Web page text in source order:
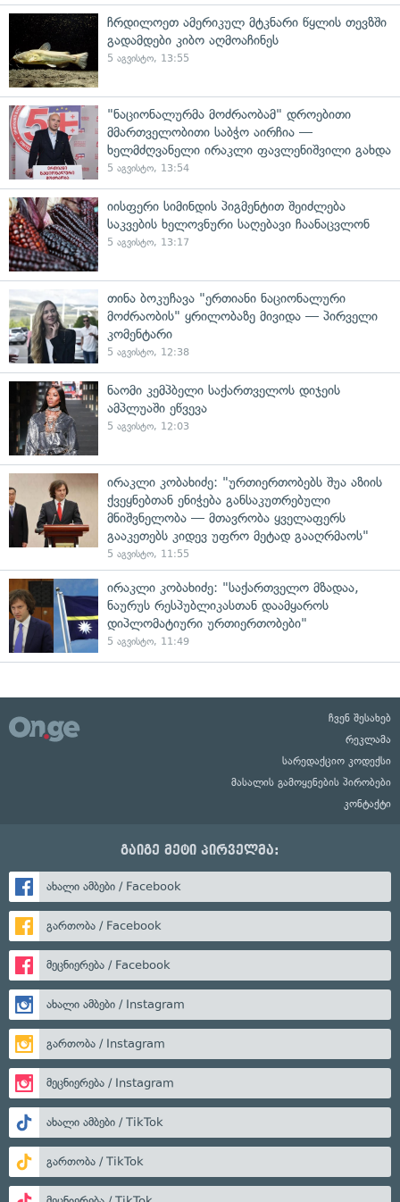
ჩრდილოეთ ამერიკულ მტკნარი წყლის თევზში
გადამდები კიბო აღმოაჩინეს
5 აგვისტო, 13:55
"ნაციონალურმა მოძრაობამ" დროებითი
მმართველობითი საბჭო აირჩია —
ხელმძღვანელი ირაკლი ფავლენიშვილი გახდა
5 აგვისტო, 13:54
იისფერი სიმინდის პიგმენტით შეიძლება
საკვების ხელოვნური საღებავი ჩაანაცვლონ
5 აგვისტო, 13:17
თინა ბოკუჩავა "ერთიანი ნაციონალური
მოძრაობის" ყრილობაზე მივიდა — პირველი
კომენტარი
5 აგვისტო, 12:38
ნაომი კემპბელი საქართველოს დიჯეის
ამპლუაში ეწვევა
5 აგვისტო, 12:03
ირაკლი კობახიძე: "ურთიერთობებს შუა აზიის
ქვეყნებთან ენიჭება განსაკუთრებული
მნიშვნელობა — მთავრობა ყველაფერს
გააკეთებს კიდევ უფრო მეტად გააღრმაოს"
5 აგვისტო, 11:55
ირაკლი კობახიძე: "საქართველო მზადაა,
ნაურუს რესპუბლიკასთან დაამყაროს
დიპლომატიური ურთიერთობები"
5 აგვისტო, 11:49
ჩვენ შესახებ
რეკლამა
სარედაქციო კოდექსი
მასალის გამოყენების პირობები
კონტაქტი
გაიგე მეტი პირველმა:
ახალი ამბები / Facebook
გართობა / Facebook
მეცნიერება / Facebook
ახალი ამბები / Instagram
გართობა / Instagram
მეცნიერება / Instagram
ახალი ამბები / TikTok
გართობა / TikTok